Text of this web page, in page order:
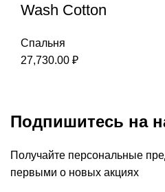
Wash Cotton
Спальня
27,730.00 ₽
Подпишитесь на
Получайте персональные
первыми о новых акциях